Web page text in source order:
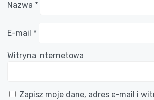
Nazwa *
E-mail *
Witryna internetowa
Zapisz moje dane, adres e-mail i